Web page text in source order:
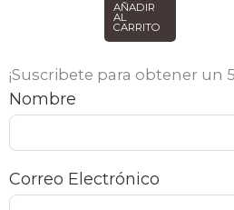
AÑADIR
AL
CARRITO
¡Suscribete para obtener un
Nombre
Correo Electrónico